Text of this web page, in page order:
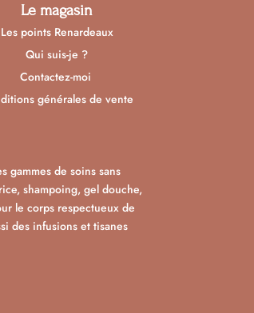
Le magasin
Les points Renardeaux
Qui suis-je ?
Contactez-moi
générales de vente
gammes de soins sans
shampoing, gel douche,
le corps respectueux de
des infusions et tisanes